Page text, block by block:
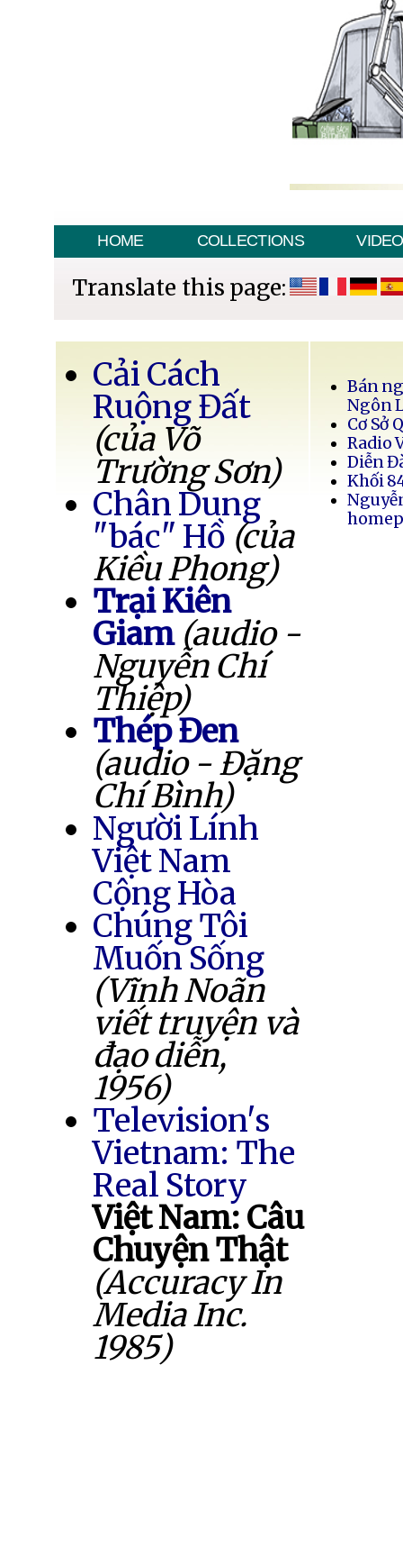
HOME COLLECTIONS VIDEO
Translate this page:
Cải Cách
Ruộng Đất
(của Võ
Trường Sơn)
Chân Dung
"bác" Hồ (của
Kiều Phong)
Trại Kiên
Giam (audio -
Nguyễn Chí
Thiệp)
Thép Đen
(audio - Đặng
Chí Bình)
Người Lính
Việt Nam
Cộng Hòa
Chúng Tôi
Muốn Sống
(Vĩnh Noãn
viết truyện và
đạo diễn,
1956)
Television's
Vietnam: The
Real Story
Việt Nam: Câu
Chuyện Thật
(Accuracy In
Media Inc.
1985)
Bán
Ngôn
Cơ Sở
Radio
Diễn
Khối